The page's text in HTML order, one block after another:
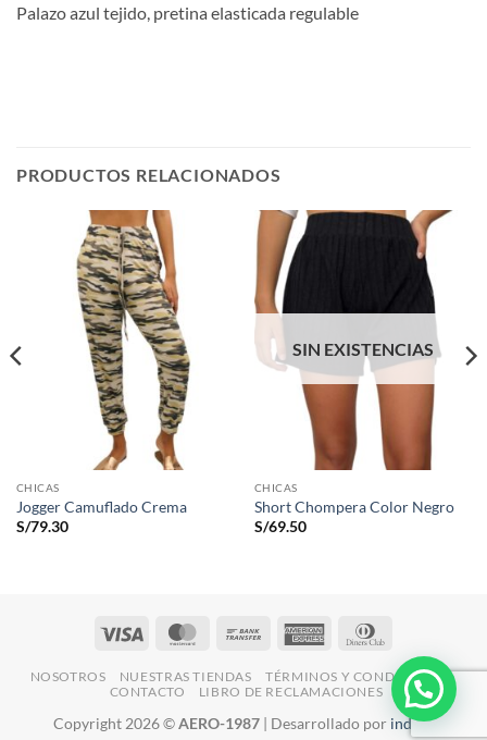
Palazo azul tejido, pretina elasticada regulable
PRODUCTOS RELACIONADOS
CHICAS
Jogger Camuflado Crema
S/79.30
SIN EXISTENCIAS
CHICAS
Short Chompera Color Negro
S/69.50
Visa MasterCardBank
American
Club
NOSOTROS NUESTRAS TIENDAS
TÉRMINOS Y CONDICIONES
CONTACTO
LIBRO DE RECLAMACIONES
Copyright 2026 ©AERO-1987| Desarrollado por indexa